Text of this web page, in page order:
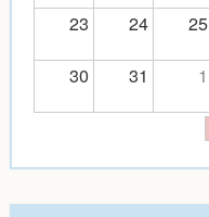
23
24 25
30
31 1